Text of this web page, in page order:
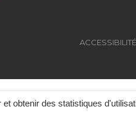
obtenir des statistiques
ACCESSIBILITÉ